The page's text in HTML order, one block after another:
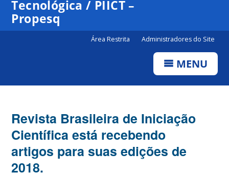
Tecnológica / PIICT –
Propesq
Área Restrita Administradores do Site
MENU
Revista Brasileira de Iniciação
Científica está recebendo
artigos para suas edições de
2018.